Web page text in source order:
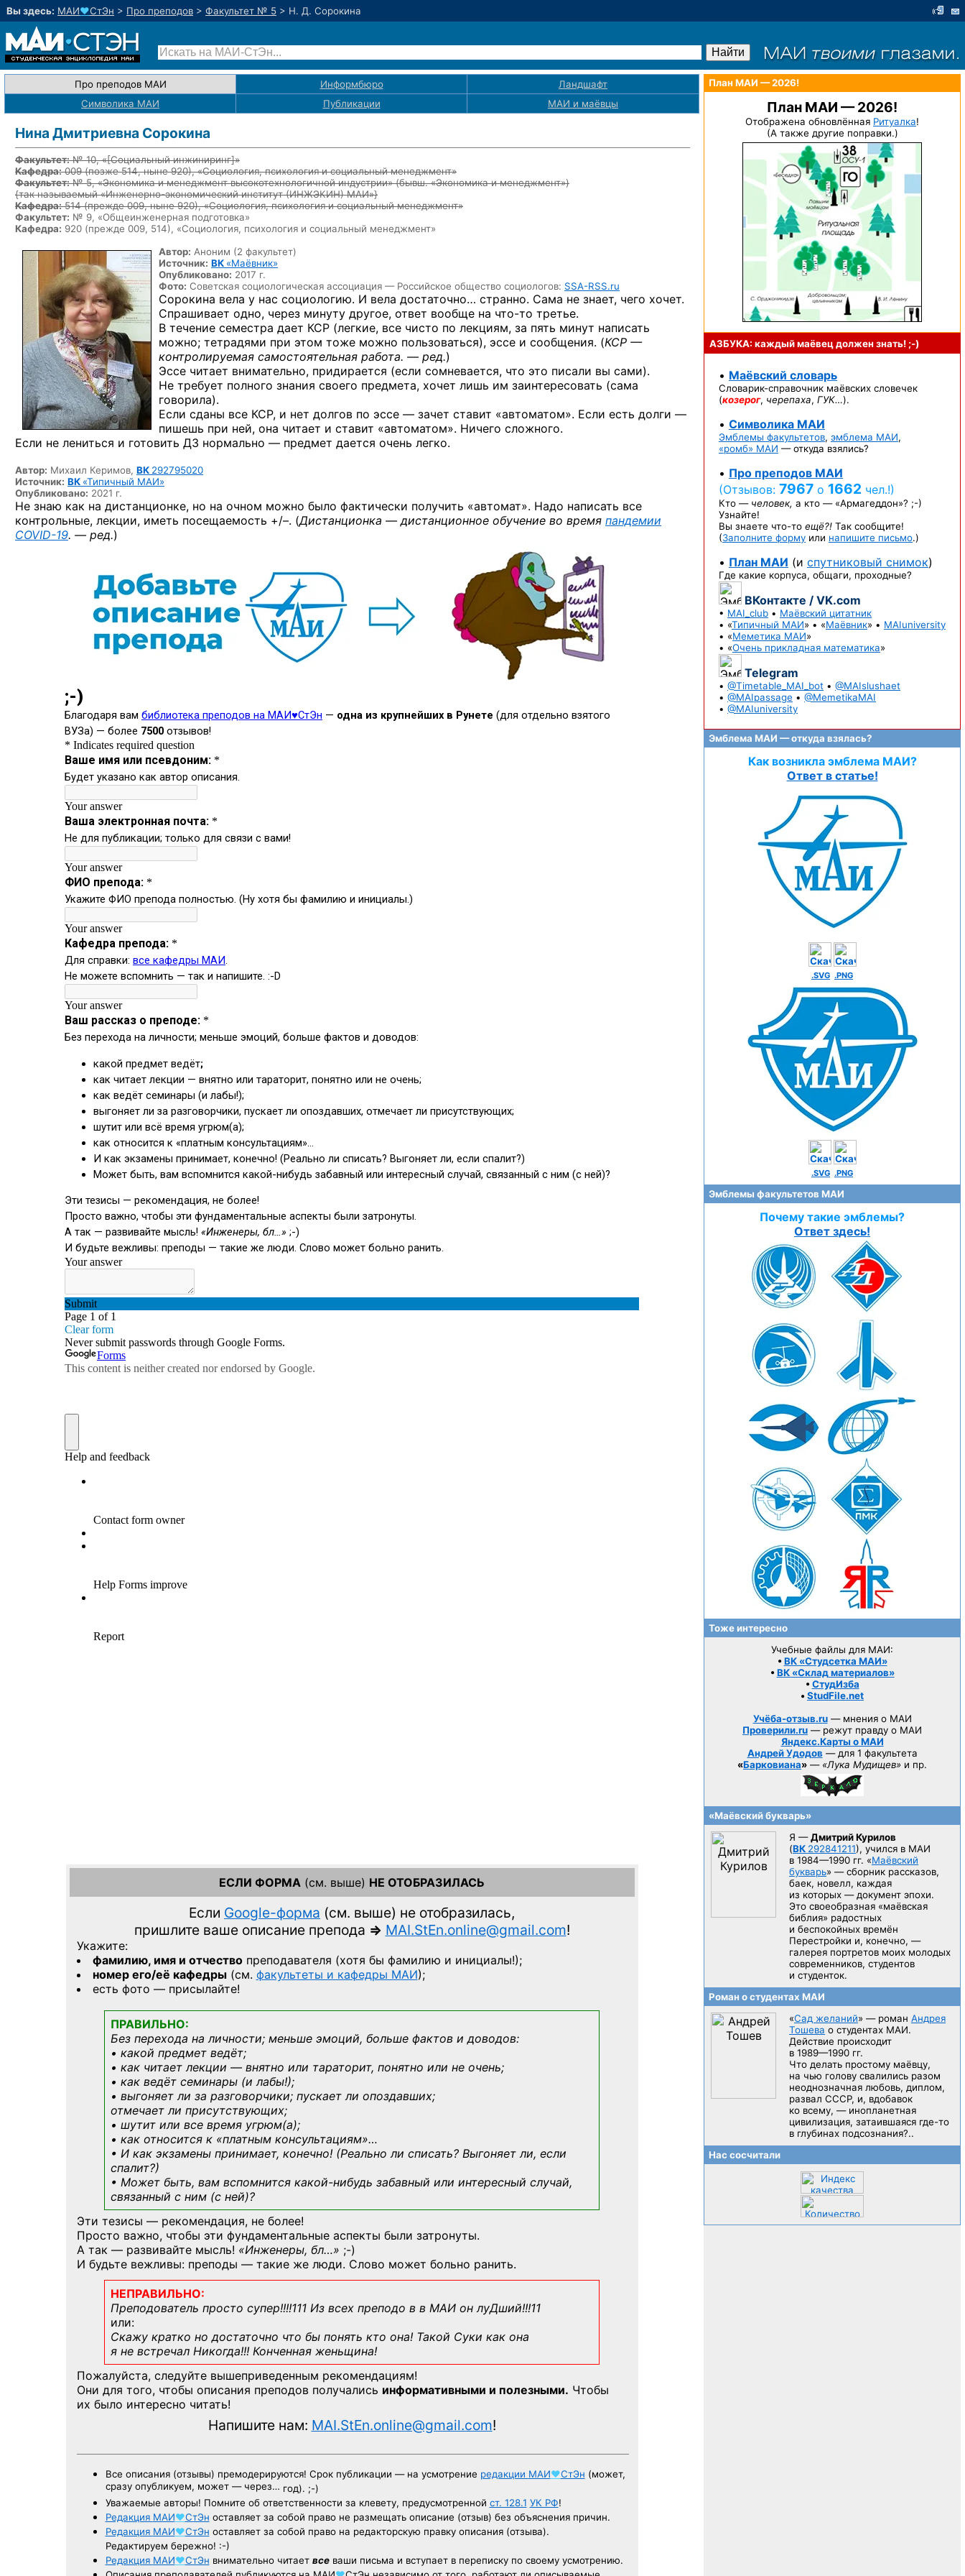
Вы здесь: МАИ♥СтЭн > Про преподов > Факультет № 5 > Н. Д. Сорокина
Про преподов МАИ Информбюро
Ландшафт
Символика МАИ
Публикации МАИ и маёвцы
Нина Дмитриевна Сорокина
Факультет:№ 10, «[Социальный инжиниринг]»
Кафедра:009(позже 514, ныне 920), «Социология, психология и социальный менеджмент»
Факультет:№ 5, «Экономика и менеджмент высокотехнологичной индустрии» (бывш. «Экономика и менеджмент»)
{так называемый «Инженерно-экономический институт (ИНЖЭКИН) МАИ»}
Кафедра:514(прежде 009, ныне 920), «Социология, психология и социальный менеджмент»
Факультет: № 9, «Общеинженерная подготовка»
Кафедра: 920 (прежде 009, 514), «Социология, психология и социальный менеджмент»
Автор: Аноним (2 факультет)
Источник: ВК «Маёвник»
Опубликовано: 2017 г.
Фото: Советская социологическая ассоциация — Российское общество социологов: SSA-RSS.ru
Сорокина вела у нас социологию. И вела достаточно… странно. Сама не знает, чего хочет.
Спрашивает одно, через минуту другое, ответ вообще на что-то третье.
В течение семестра дает КСР (легкие, все чисто по лекциям, за пять минут написать
можно; тетрадями при этом тоже можно пользоваться), эссе и сообщения. (КСР —
контролируемая самостоятельная работа. — ред.)
Эссе читает внимательно, придирается (если сомневается, что это писали вы сами).
Не требует полного знания своего предмета, хочет лишь им заинтересовать (сама
говорила).
Если сданы все КСР, и нет долгов по эссе — зачет ставит «автоматом». Если есть долги —
пишешь при ней, она читает и ставит «автоматом». Ничего сложного.
Если не лениться и готовить ДЗ нормально — предмет дается очень легко.
Автор: Михаил Керимов, ВК 292795020
Источник: ВК «Типичный МАИ»
Опубликовано: 2021 г.
Не знаю как на дистанционке, но на очном можно было фактически получить «автомат». Надо написать все
контрольные, лекции, иметь посещаемость +/–. (Дистанционка — дистанционное обучение во время пандемии
COVID-19. — ред.)
ЕСЛИ ФОРМА (см. выше) НЕ ОТОБРАЗИЛАСЬ
Если Google-форма (см. выше) не отобразилась,
пришлите ваше описание препода => MAI.StEn.online@gmail.com!
Укажите:
фамилию, имя и отчествопреподавателя (хотя бы фамилию и инициалы!);
номер его/её кафедры(см. факультеты и кафедры МАИ);
есть фото — присылайте!
ПРАВИЛЬНО:
Без перехода на личности; меньше эмоций, больше фактов и доводов:
• какой предмет ведёт;
• как читает лекции — внятно или тараторит, понятно или не очень;
• как ведёт семинары (и лабы!);
• выгоняет ли за разговорчики; пускает ли опоздавших;
отмечает ли присутствующих;
• шутит или все время угрюм(а);
• как относится к «платным консультациям»…
• И как экзамены принимает, конечно! (Реально ли списать? Выгоняет ли, если
спалит?)
• Может быть, вам вспомнится какой-нибудь забавный или интересный случай,
связанный с ним (с ней)?
Эти тезисы — рекомендация, не более!
Просто важно, чтобы эти фундаментальные аспекты были затронуты.
А так — развивайте мысль! «Инженеры, бл…» ;-)
И будьте вежливы: преподы — такие же люди. Слово может больно ранить.
НЕПРАВИЛЬНО:
Преподователь просто супер!!!!111 Из всех преподо в в МАИ он луДший!!!11
или:
Скажу кратко но достаточно что бы понять кто она! Такой Суки как она
я не встречал Никогда!!! Конченная женьщина!
Пожалуйста, следуйте вышеприведенным рекомендациям!
Они для того, чтобы описания преподов получались информативными и полезными. Чтобы
их было интересно читать!
Напишите нам: MAI.StEn.online@gmail.com!
Все описания (отзывы) премодерируются! Срок публикации — на усмотрение редакции МАИ♥СтЭн (может,
сразу опубликуем, может — через… год). ;-)
Уважаемые авторы! Помните об ответственности за клевету, предусмотренной ст. 128.1 УК РФ!
Редакция МАИ♥СтЭн оставляет за собой право не размещать описание (отзыв) без объяснения причин.
Редакция МАИ♥СтЭн оставляет за собой право на редакторскую правку описания (отзыва).
Редактируем бережно! :-)
Редакция МАИ♥СтЭн внимательно читает всеваши письма и вступает в переписку по своему усмотрению.
План МАИ — 2026!
План МАИ — 2026!
Отображена обновлённая Ритуалка!
(А также другие поправки.)
АЗБУКА: каждый маёвец должензнать! ;-)
• Маёвский словарь
Словарик-справочник маёвских словечек
(козерог, черепаха, ГУК…).
• Символика МАИ
Эмблемы факультетов, эмблема МАИ,
«ромб» МАИ — откуда взялись?
• Про преподов МАИ
(Отзывов: 7967 о 1662 чел.!)
Кто — человек, а кто — «Армагеддон»? ;-)
Узнайте!
Вы знаете что-то ещё?! Так сообщите!
(Заполните форму или напишите письмо.)
• План МАИ (и спутниковый снимок)
Где какие корпуса, общаги, проходные?
ВКонтакте / VK.com
• MAI_club • Маёвский цитатник
• «Типичный МАИ» • «Маёвник» • MAIuniversity
• «Меметика МАИ»
• «Очень прикладная математика»
Telegram
• @Timetable_MAI_bot • @MAIslushaet
• @MAIpassage • @MemetikaMAI
• @MAIuniversity
Эмблема МАИ — откуда взялась?
Как возникла эмблема МАИ?
Ответ в статье!
.SVG .PNG
.SVG .PNG
Эмблемы факультетов МАИ
Почему такие эмблемы?
Ответ здесь!
Тоже интересно
Учебные файлы для МАИ:
• ВК «Студсетка МАИ»
• ВК «Склад материалов»
• СтудИзба
• StudFile.net
Учёба-отзыв.ru— мнения о МАИ
Проверили.ru — режут правду о МАИ
Яндекс.Карты о МАИ
Андрей Удодов — для 1 факультета
«Барковиана» — «Лука Мудищев» и пр.
«Маёвский букварь»
Я —Дмитрий Курилов
(ВК 292841211), учился в МАИ
в 1984—1990 гг. «Маёвский
букварь» — сборник рассказов,
баек, новелл, каждая
из которых — документ эпохи.
Это своеобразная «маёвская
библия» радостных
и беспокойных времён
Перестройки и, конечно, —
галерея портретов моих молодых
современников, студентов
и студенток.
Роман о студентах МАИ
«Сад желаний» — роман Андрея
Тошева о студентах МАИ.
Действие происходит
в 1989—1990 гг.
Что делать простому маёвцу,
на чью голову свалились разом
неоднозначная любовь, диплом,
развал CCCP, и, вдобавок
ко всему, — инопланетная
цивилизация, затаившаяся где-то
в глубинах подсознания?..
Нас сосчитали